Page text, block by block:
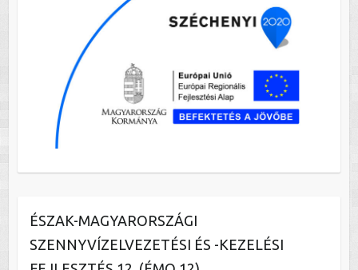
ÉSZAK-MAGYARORSZÁGI
SZENNYVÍZELVEZETÉSI ÉS -KEZELÉSI